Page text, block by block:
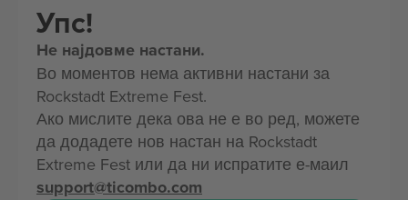
Упс!
Не најдовме настани.
Во моментов нема активни настани за
Rockstadt Extreme Fest.
Ако мислите дека ова не е во ред, можете
да додадете нов настан на Rockstadt
Extreme Fest или да ни испратите е-маил
support@ticombo.com